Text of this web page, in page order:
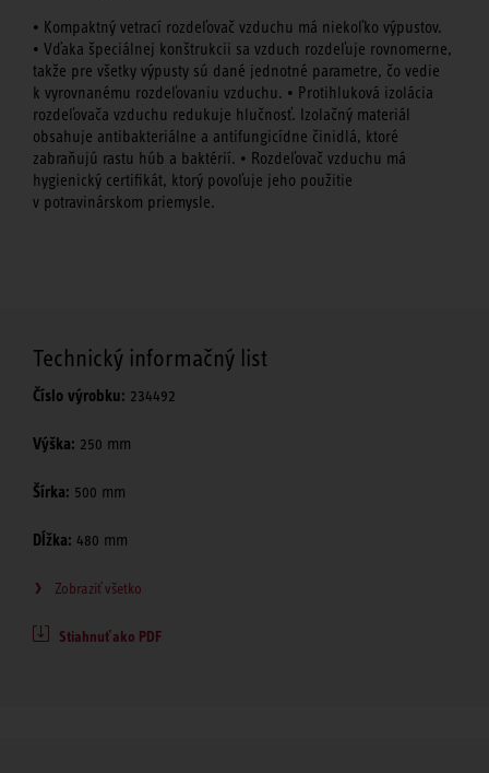
• Kompaktný vetrací rozdeľovač vzduchu má niekoľko výpustov.
• Vďaka špeciálnej konštrukcii sa vzduch rozdeľuje rovnomerne,
takže pre všetky výpusty sú dané jednotné parametre, čo vedie
k vyrovnanému rozdeľovaniu vzduchu. • Protihluková izolácia
rozdeľovača vzduchu redukuje hlučnosť. Izolačný materiál
obsahuje antibakteriálne a antifungicídne činidlá, ktoré
zabraňujú rastu húb a baktérií. • Rozdeľovač vzduchu má
hygienický certifikát, ktorý povoľuje jeho použitie
v potravinárskom priemysle.
Technický informačný list
Číslo výrobku: 234492
Výška: 250 mm
Šírka: 500 mm
Dĺžka: 480 mm
Zobraziť všetko
Stiahnuť ako PDF